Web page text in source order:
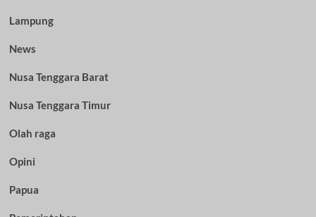
Lampung
News
Nusa Tenggara Barat
Nusa Tenggara Timur
Olah raga
Opini
Papua